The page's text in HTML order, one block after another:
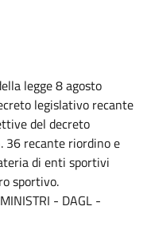
legge 8 agosto
legislativo recante
del decreto
36 recante riordino e
di enti sportivi
sportivo.
- DAGL -